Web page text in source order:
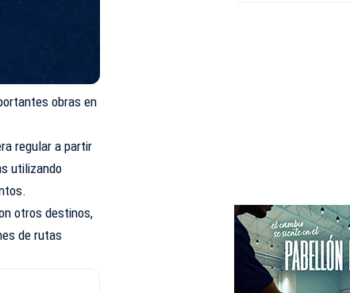
obras en
regular a partir
utilizando
otros destinos,
de rutas